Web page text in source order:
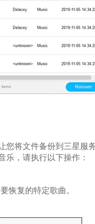
您将文件备份到三星服
，请执行以下操作：
恢复的特定歌曲。